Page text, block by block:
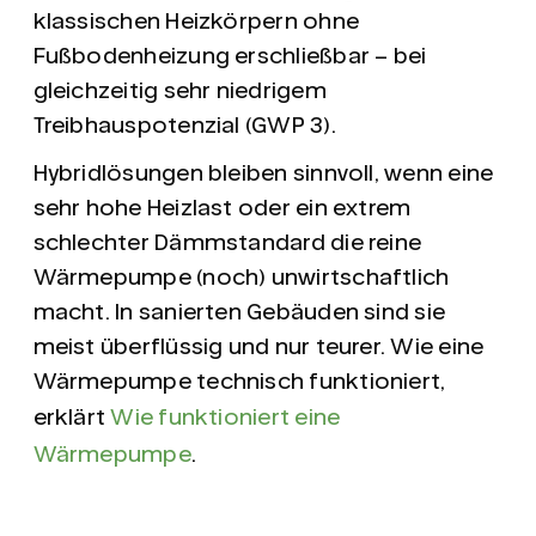
klassischen Heizkörpern ohne
Fußbodenheizung erschließbar – bei
gleichzeitig sehr niedrigem
Treibhauspotenzial (GWP 3).
Hybridlösungen bleiben sinnvoll, wenn eine
sehr hohe Heizlast oder ein extrem
schlechter Dämmstandard die reine
Wärmepumpe (noch) unwirtschaftlich
macht. In sanierten Gebäuden sind sie
meist überflüssig und nur teurer. Wie eine
Wärmepumpe technisch funktioniert,
erklärtWie funktioniert eine
Wärmepumpe.